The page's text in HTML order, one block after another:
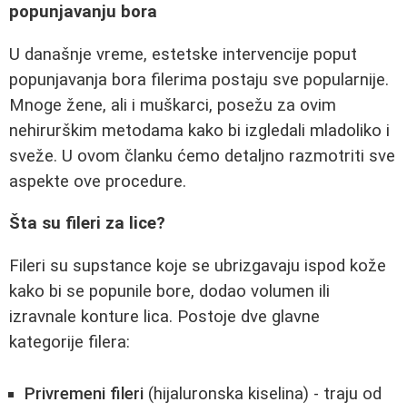
popunjavanju bora
U današnje vreme, estetske intervencije poput
popunjavanja bora filerima postaju sve popularnije.
Mnoge žene, ali i muškarci, posežu za ovim
nehirurškim metodama kako bi izgledali mladoliko i
sveže. U ovom članku ćemo detaljno razmotriti sve
aspekte ove procedure.
Šta su fileri za lice?
Fileri su supstance koje se ubrizgavaju ispod kože
kako bi se popunile bore, dodao volumen ili
izravnale konture lica. Postoje dve glavne
kategorije filera:
Privremeni fileri (hijaluronska kiselina) - traju od